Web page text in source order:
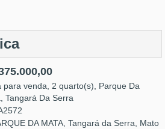
para venda, 2 quarto(s), Parque Da
Tangará Da Serra
DA MATA, Tangará da Serra, Mato